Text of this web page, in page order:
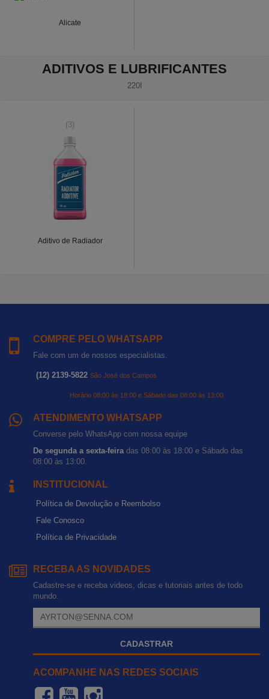
Alicate
ADITIVOS E LUBRIFICANTES
220I
(3)
Aditivo de Radiador
COMPRE PELO WHATSAPP
Fale com um de nossos especialistas.
(12) 2139-5822 São José dos Campos
Horário 08:00 às 18:00 e Sábado das 08:00 às 13:00
ATENDIMENTO WHATSAPP
Converse pelo WhatsApp com nossa equipe
De segunda a sexta-feira das 08:00 às 18:00 e Sábado das
08:00 às 13:00.
INSTITUCIONAL
Política de Devolução e Reembolso
Fale Conosco
Política de Privacidade
RECEBA AS NOVIDADES
Cadastre-se e receba videos, dicas e tutoriais antes de todo
mundo.
CADASTRAR
ACOMPANHE NAS REDES SOCIAIS